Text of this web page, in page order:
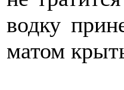
водку
матом